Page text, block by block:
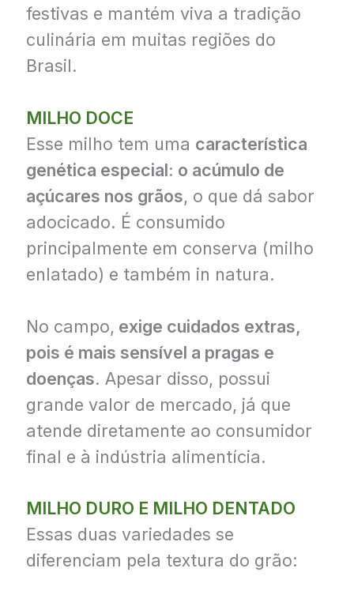
festivas e mantém viva a tradição
culinária em muitas regiões do
Brasil.
MILHO DOCE
Esse milho tem uma característica
genética especial: o acúmulo de
açúcares nos grãos, o que dá sabor
adocicado. É consumido
principalmente em conserva (milho
enlatado) e também in natura.
No campo, exige cuidados extras,
pois é mais sensível a pragas e
doenças. Apesar disso, possui
grande valor de mercado, já que
atende diretamente ao consumidor
final e à indústria alimentícia.
MILHO DURO E MILHO DENTADO
Essas duas variedades se
diferenciam pela textura do grão: